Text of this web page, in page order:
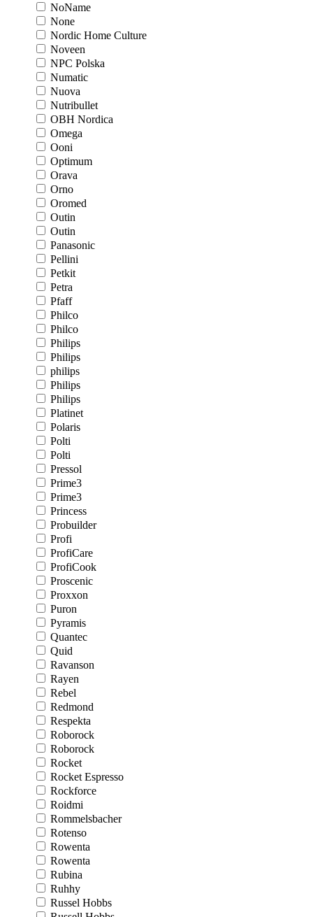
NoName
None
Nordic Home Culture
Noveen
NPC Polska
Numatic
Nuova
Nutribullet
OBH Nordica
Omega
Ooni
Optimum
Orava
Orno
Oromed
Outin
Outin
Panasonic
Pellini
Petkit
Petra
Pfaff
Philco
Philco
Philips
Philips
philips
Philips
Philips
Platinet
Polaris
Polti
Polti
Pressol
Prime3
Prime3
Princess
Probuilder
Profi
ProfiCare
ProfiCook
Proscenic
Proxxon
Puron
Pyramis
Quantec
Quid
Ravanson
Rayen
Rebel
Redmond
Respekta
Roborock
Roborock
Rocket
Rocket Espresso
Rockforce
Roidmi
Rommelsbacher
Rotenso
Rowenta
Rowenta
Rubina
Ruhhy
Russel Hobbs